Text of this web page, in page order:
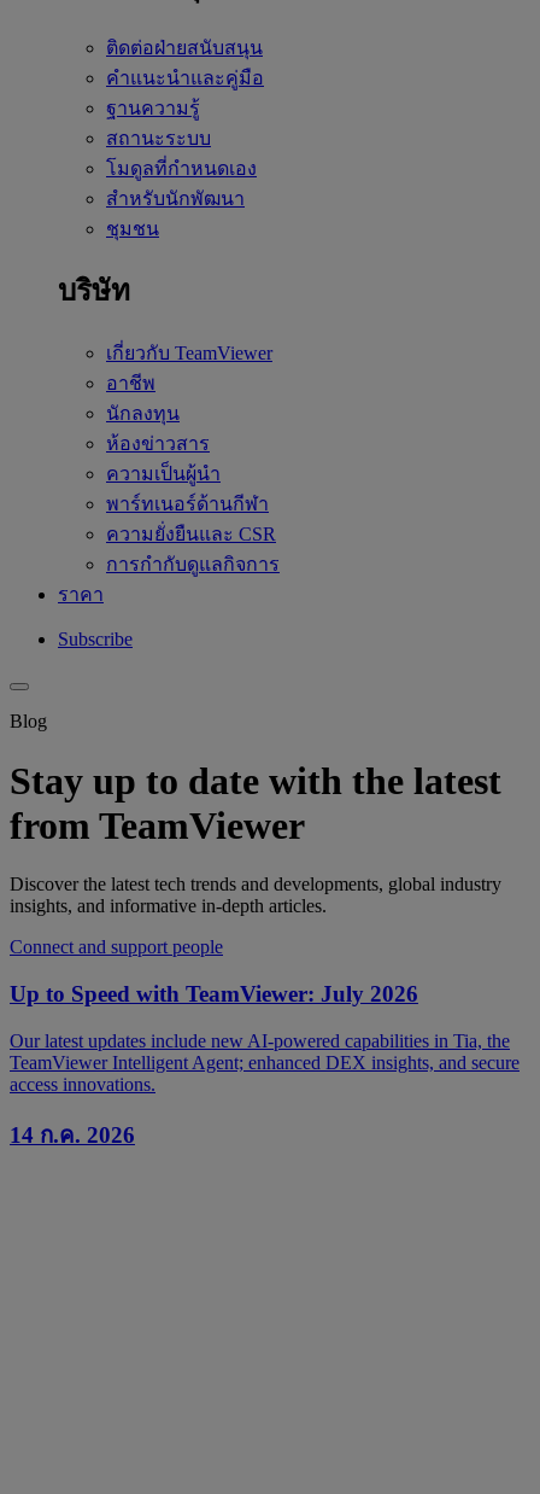
ติดต่อฝ่ายสนับสนุน
คำแนะนำและคู่มือ
ฐานความรู้
สถานะระบบ
โมดูลที่กำหนดเอง
สำหรับนักพัฒนา
ชุมชน
บริษัท
เกี่ยวกับ TeamViewer
อาชีพ
นักลงทุน
ห้องข่าวสาร
ความเป็นผู้นำ
พาร์ทเนอร์ด้านกีฬา
ความยั่งยืนและ CSR
การกำกับดูแลกิจการ
ราคา
Subscribe
Blog
Stay up to date with the latest
from TeamViewer
Discover the latest tech trends and developments, global industry
insights, and informative in-depth articles.
Connect and support people
Up to Speed with TeamViewer: July 2026
Our latest updates include new AI-powered capabilities in Tia, the
TeamViewer Intelligent Agent; enhanced DEX insights, and secure
access innovations.
14 ก.ค. 2026